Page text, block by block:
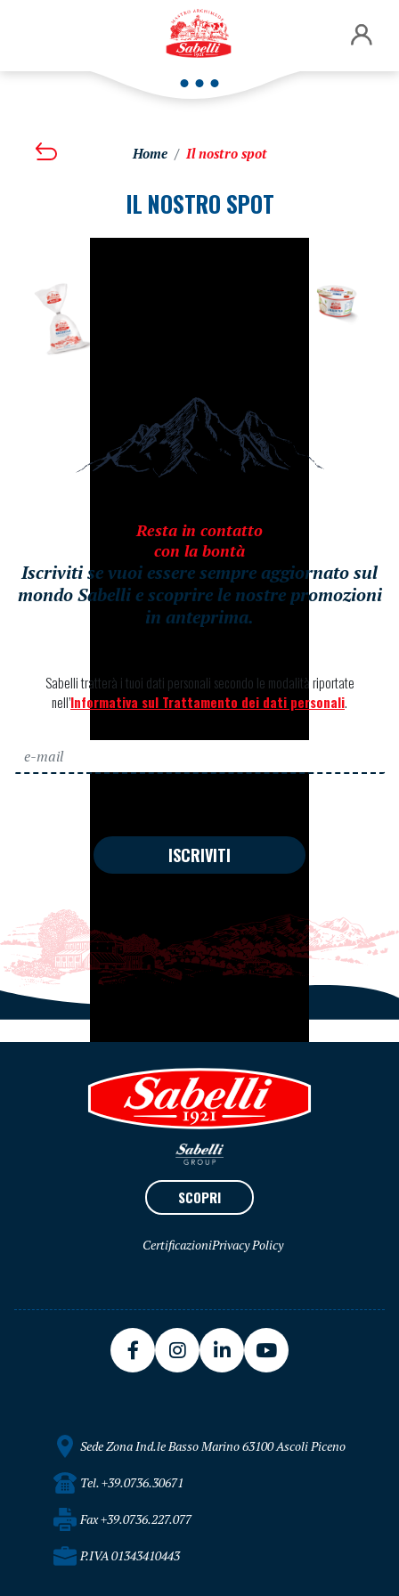
Home Il nostro spot
IL NOSTRO SPOT
Resta in contatto
con la bontà
Iscriviti se vuoi essere sempre aggiornato sul
mondo Sabelli e scoprire le nostre promozioni
in anteprima.
Sabelli tratterà i tuoi dati personali secondo le modalità riportate
nell’Informativa sul Trattamento dei dati personali.
ISCRIVITI
SCOPRI
CertificazioniPrivacy Policy
Sede Zona Ind.le Basso Marino 63100 Ascoli Piceno
Tel. +39.0736.30671
Fax +39.0736.227.077
P.IVA 01343410443